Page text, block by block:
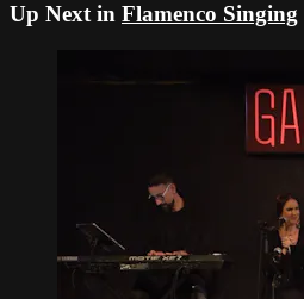
Up Next in Flamenco Singing